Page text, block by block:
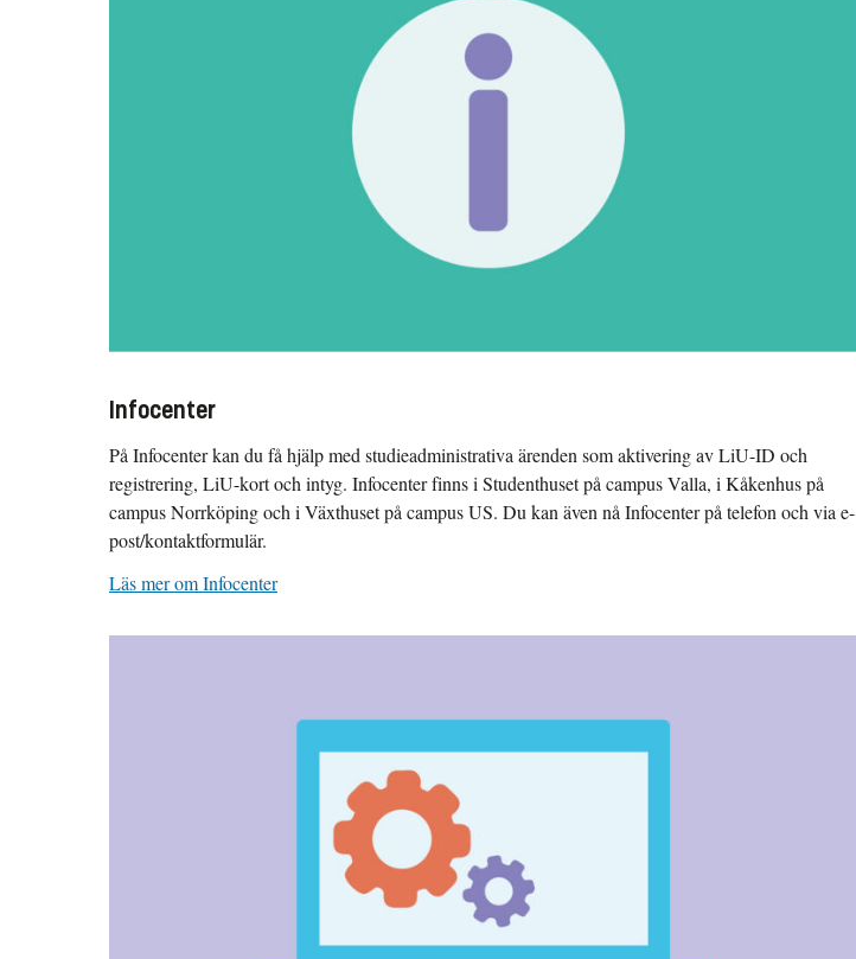
Infocenter
På Infocenter kan du få hjälp med studieadministrativa ärenden som aktivering av LiU-ID och
registrering, LiU-kort och intyg. Infocenter finns i Studenthuset på campus Valla, i Kåkenhus på
campus Norrköping och i Växthuset på campus US. Du kan även nå Infocenter på telefon och via e-
post/kontaktformulär.
Läs mer om Infocenter